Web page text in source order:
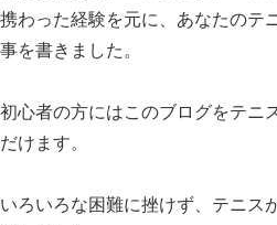
携わった経験を元に、あなたのテ
事を書きました。
初心者の方にはこのブログをテニ
だけます。
いろいろな困難に挫けず、テニス